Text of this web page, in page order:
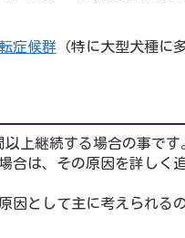
症候群 （特に大型犬種に
以上継続する場合の事です
合は、その原因を詳しく
因として主に考えられる